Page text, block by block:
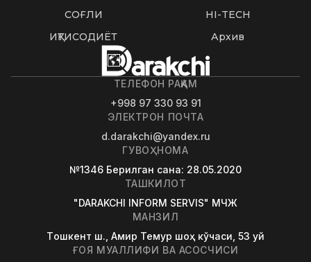
СОҒЛИҚ
HI-TECH
ИҚТИСОДИЁТ
Архив
ТЕЛЕФОН РАҚАМ
+998 97 330 93 91
ЭЛЕКТРОН ПОЧТА
d.darakchi@yandex.ru
ГУВОҲНОМА
№1346 Берилган сана: 28.05.2020
ТАШКИЛОТ
"DARAKCHI INFORM SERVIS" МЧЖ
МАНЗИЛ
Tошкент ш., Амир Темур шоҳ кўчаси, 53 уй
ҒОЯ МУАЛЛИФИ ВА АСОСЧИСИ